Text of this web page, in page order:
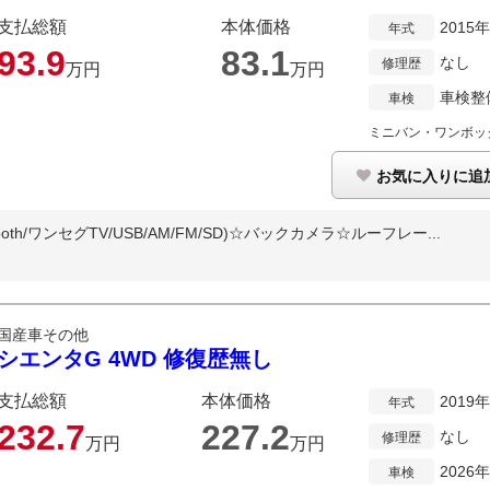
払総額
9万円
本体価格
83.1万円
年式 2015
修理歴 なし
車検 車検整
ミニバン・ワンボッ
お気に入りに追
ワンセグTV/USB/AM/FM/SD)☆バックカメラ☆ルーフレー...
産車その他
エンタG 4WD 修復歴無し
払総額
7万円
本体価格
227.2万円
年式 2019
修理歴 なし
車検 2026